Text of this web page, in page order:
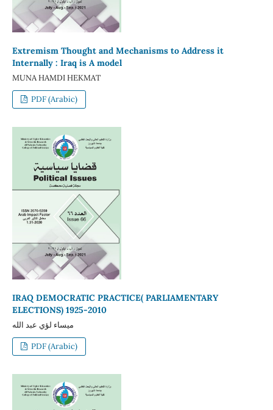
Extremism Thought and Mechanisms to Address it
Internally : Iraq is A model
MUNA HAMDI HEKMAT
PDF (Arabic)
IRAQ DEMOCRATIC PRACTICE( PARLIAMENTARY
ELECTIONS) 1925-2010
ميساء لؤي عبد الله
PDF (Arabic)